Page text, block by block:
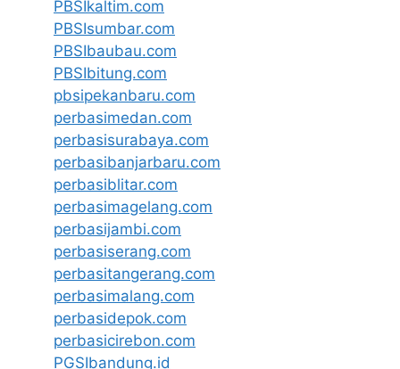
PBSIkaltim.com
PBSIsumbar.com
PBSIbaubau.com
PBSIbitung.com
pbsipekanbaru.com
perbasimedan.com
perbasisurabaya.com
perbasibanjarbaru.com
perbasiblitar.com
perbasimagelang.com
perbasijambi.com
perbasiserang.com
perbasitangerang.com
perbasimalang.com
perbasidepok.com
perbasicirebon.com
PGSIbandung.id